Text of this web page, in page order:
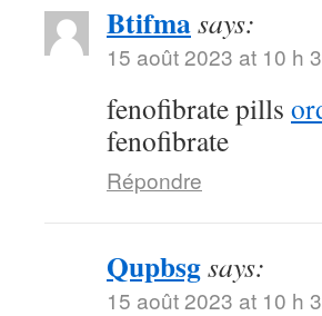
Btifmasays:
15 août 2023 at 10 h
fenofibrate pills
fenofibrate
Répondre
Qupbsgsays:
15 août 2023 at 10 h